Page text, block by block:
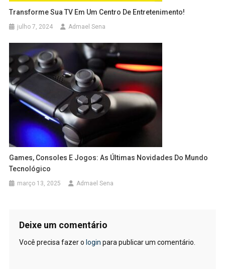
Transforme Sua TV Em Um Centro De Entretenimento!
julho 7, 2024 Admael Sena
Games, Consoles E Jogos: As Últimas Novidades Do Mundo
Tecnológico
março 13, 2025 Admael Sena
Deixe um comentário
Você precisa fazer o login para publicar um comentário.